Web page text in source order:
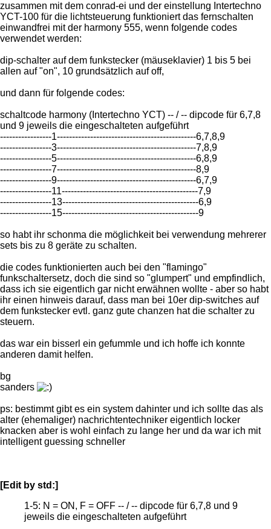
zusammen mit dem conrad-ei und der einstellung Intertechno
YCT-100 für die lichtsteuerung funktioniert das fernschalten
einwandfrei mit der harmony 555, wenn folgende codes
verwendet werden:
dip-schalter auf dem funkstecker (mäuseklavier) 1 bis 5 bei
allen auf "on", 10 grundsätzlich auf off,
und dann für folgende codes:
schaltcode harmony (Intertechno YCT) -- / -- dipcode für 6,7,8
und 9 jeweils die eingeschalteten aufgeführt
-----------------1----------------------------------------------6,7,8,9
-----------------3----------------------------------------------7,8,9
-----------------5----------------------------------------------6,8,9
-----------------7----------------------------------------------8,9
-----------------9----------------------------------------------6,7,9
-----------------11---------------------------------------------7,9
-----------------13---------------------------------------------6,9
-----------------15---------------------------------------------9
so habt ihr schonma die möglichkeit bei verwendung mehrerer
sets bis zu 8 geräte zu schalten.
die codes funktionierten auch bei den "flamingo"
funkschaltersetz, doch die sind so "glumpert" und empfindlich,
dass ich sie eigentlich gar nicht erwähnen wollte - aber so habt
ihr einen hinweis darauf, dass man bei 10er dip-switches auf
dem funkstecker evtl. ganz gute chanzen hat die schalter zu
steuern.
das war ein bisserl ein gefummle und ich hoffe ich konnte
anderen damit helfen.
bg
sanders
ps: bestimmt gibt es ein system dahinter und ich sollte das als
alter (ehemaliger) nachrichtentechniker eigentlich locker
knacken aber is wohl einfach zu lange her und da war ich mit
intelligent guessing schneller
[Edit by std:]
1-5: N = ON, F = OFF -- / -- dipcode für 6,7,8 und 9
jeweils die eingeschalteten aufgeführt